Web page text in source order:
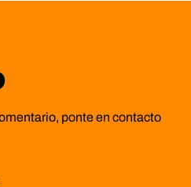
ponte en contacto